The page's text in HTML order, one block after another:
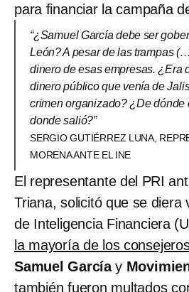
para financiar la campaña
“¿Samuel García debe ser
León? A pesar de las trampas
dinero de esas empresas. ¿Era
dinero público que venía de
crimen organizado? ¿De dónde
donde salió?”
SERGIO GUTIÉRREZ LUNA,
MORENA ANTE EL INE
El representante del PRI
Triana, solicitó que se diera
de Inteligencia Financiera
la mayoría de los
Samuel Garcíay
también fueron multados